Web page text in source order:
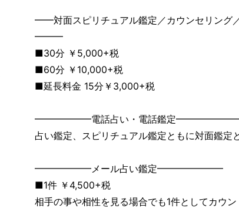
━━対面スピリチュアル鑑定／カウンセリング
━━━
■30分 ￥5,000+税
■60分 ￥10,000+税
■延長料金 15分￥3,000+税
━━━━━━電話占い・電話鑑定
占い鑑定、スピリチュアル鑑定ともに対面鑑定
━━━━━━メール占い鑑定━━━━━━━
■1件 ￥4,500+税
相手の事や相性を見る場合でも1件としてカウン